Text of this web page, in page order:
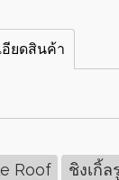
อียดสินค้า
Roof ชิงเกิ้